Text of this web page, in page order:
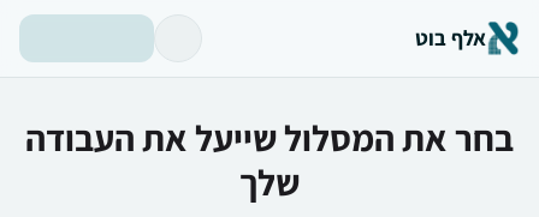
אלף בוט
בחר את המסלול שייעל את העבודה
שלך